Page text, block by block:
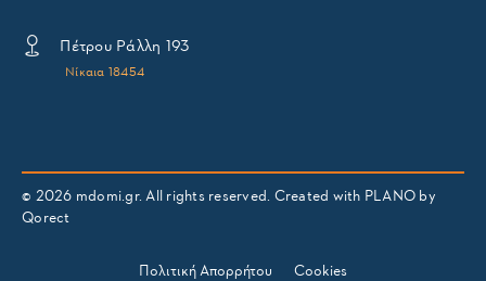
Πέτρου Ράλλη 193
Νίκαια 18454
© 2026 mdomi.gr. All rights reserved. Created with PLANO by
Qorect
Πολιτική Απορρήτου Cookies